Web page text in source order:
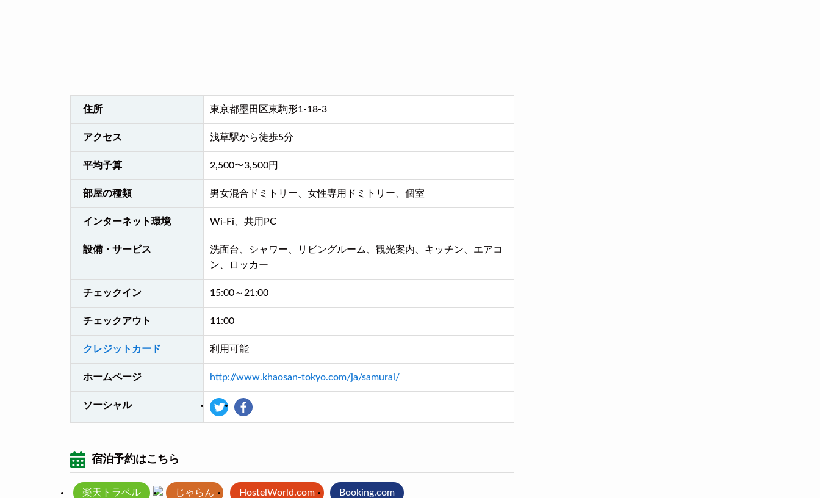
住所 東京都墨田区東駒形1-18-3
アクセス 浅草駅から徒歩5分
平均予算 2,500〜3,500円
部屋の種類 男女混合ドミトリー、女性専用ドミトリー、個室
インターネット環境 Wi-Fi、共用PC
設備・サービス
洗面台、シャワー、リビングルーム、観光案内、キッチン、エアコ
ン、ロッカー
チェックイン 15:00～21:00
チェックアウト 11:00
クレジットカード 利用可能
ホームページ http://www.khaosan-tokyo.com/ja/samurai/
ソーシャル
宿泊予約はこちら
楽天トラベル じゃらん HostelWorld.com Booking.com